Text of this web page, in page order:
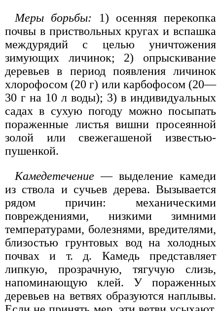
Меры борьбы: 1) осенняя перекопка
почвы в приствольных кругах и вспашка
междурядий с целью уничтожения
зимующих личинок; 2) опрыскивание
деревьев в период появления личинок
хлорофосом (20 г) или карбофосом (20—
30 г на 10 л воды); 3) в индивидуальных
садах в сухую погоду можно посыпать
пораженные листья вишни просеянной
золой или свежегашеной известью-
пушенкой.
Камедетечение — выделение камеди
из ствола и сучьев дерева. Вызывается
рядом причин: механическими
повреждениями, низкими зимними
температурами, болезнями, вредителями,
близостью грунтовых вод на холодных
почвах и т. д. Камедь представляет
липкую, прозрачную, тягучую слизь,
напоминающую клей. У пораженных
деревьев на ветвях образуются наплывы.